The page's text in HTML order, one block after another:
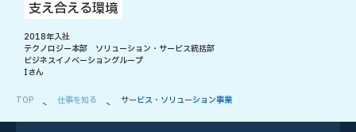
支え合える環境
2018年入社
テクノロジー本部 ソリューション・サービス統括部
ビジネスイノベーショングループ
Iさん
TOP 仕事を知る サービス・ソリューション事業